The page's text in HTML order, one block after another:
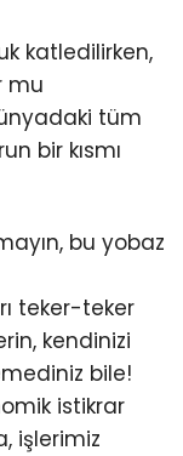
katledilirken,
mu
tüm
bir kısmı
bu yobaz
teker-teker
kendinizi
bile!
istikrar
işlerimiz